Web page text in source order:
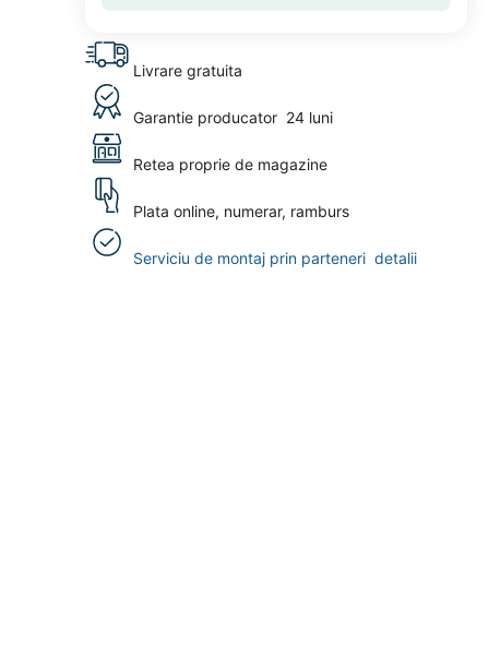
Livrare gratuita
Garantie producator 24 luni
Retea proprie de magazine
Plata online, numerar, ramburs
Serviciu de montaj prin parteneri detalii